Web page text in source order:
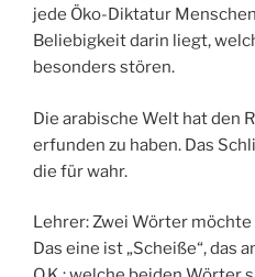
jede Öko-Diktatur
Beliebigkeit darin liegt,
besonders stören.
Die arabische Welt hat den
erfunden zu haben. Das
die für wahr.
Lehrer: Zwei Wörter
Das eine ist „Scheiße“, das